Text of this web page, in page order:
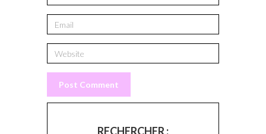
RECHERCHER :